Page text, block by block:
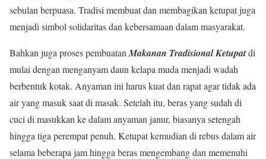
sebulan berpuasa. Tradisi membuat dan membagikan ketupat juga
menjadi simbol solidaritas dan kebersamaan dalam masyarakat.
Bahkan juga proses pembuatan Makanan Tradisional Ketupatdi
mulai dengan menganyam daun kelapa muda menjadi wadah
berbentuk kotak. Anyaman ini harus kuat dan rapat agar tidak ada
air yang masuk saat di masak. Setelah itu, beras yang sudah di
cuci di masukkan ke dalam anyaman janur, biasanya setengah
hingga tiga perempat penuh. Ketupat kemudian di rebus dalam air
selama beberapa jam hingga beras mengembang dan memenuhi